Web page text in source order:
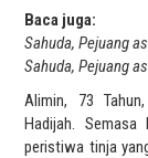
Baca juga:
Sahuda, Pejuang
Sahuda, Pejuang
Alimin, 73
Hadijah.
peristiwa tinja